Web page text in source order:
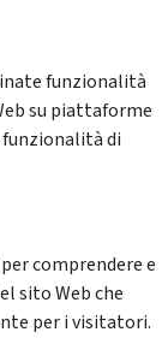
funzionalità
su piattaforme
funzionalità di
comprendere e
sito Web che
per i visitatori.